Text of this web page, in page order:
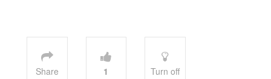
Share 1
Turn off